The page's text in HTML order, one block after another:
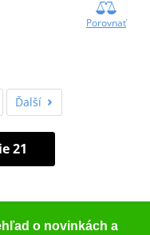
Porovnať
Ďalší
21
o novinkách a